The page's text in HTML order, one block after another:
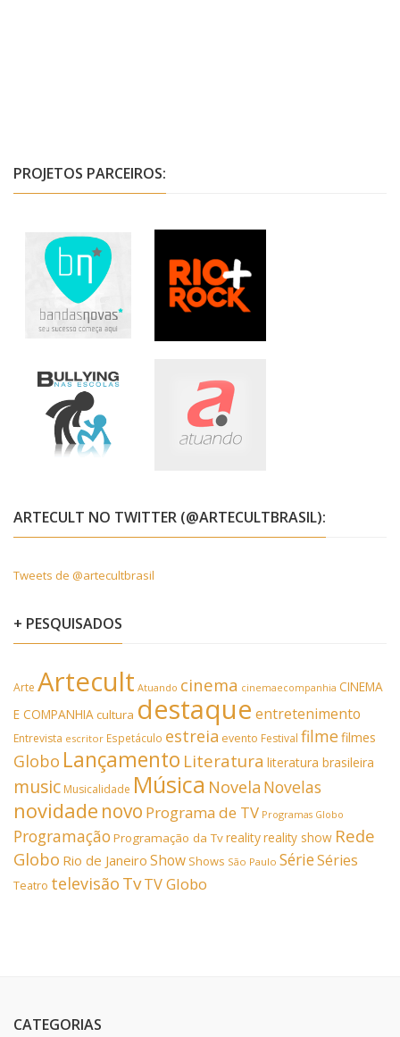
PROJETOS PARCEIROS:
ARTECULT NO TWITTER (@ARTECULTBRASIL):
Tweets de @artecultbrasil
+ PESQUISADOS
Arte Artecult Atuando cinema cinemaecompanhia CINEMA
E COMPANHIA cultura destaque entretenimento
Entrevista escritor Espetáculo estreia evento Festival filmefilmes
Globo Lançamento Literatura literatura brasileira
music Musicalidade Música Novela Novelas
novidade novo Programa de TV Programas Globo
Programação Programação da Tvrealityreality show Rede
Globo Rio de Janeiro Show Shows São Paulo SérieSéries
Teatro televisão TvTV Globo
CATEGORIAS